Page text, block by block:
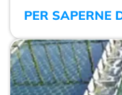
PER SAPERNE